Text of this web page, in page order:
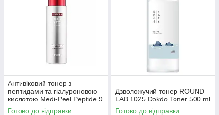
Антивіковий тонер з
пептидами та гіалуроновою
кислотою Medi-Peel Peptide 9
Volume Bio Tox Toner Pro
Готово до відправки
Дзволожучий тонер ROUND
LAB 1025 Dokdo Toner 500 ml
Готово до відправки